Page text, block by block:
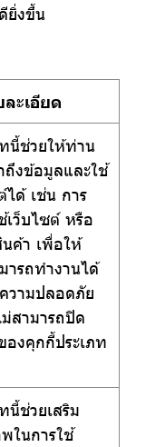
ยิ่งขึ้น
ละเอียด
นี้ช่วยให้ท่าน
ถึงข้อมูลและใช้
ได้ เช่น การ
เว็บไซต์ หรือ
ค้า เพื่อให้
ารถทำงานได้
วามปลอดภัย
สามารถปิด
องคุกกี้ประเภท
นี้ช่วยเสริม
ในการใช้